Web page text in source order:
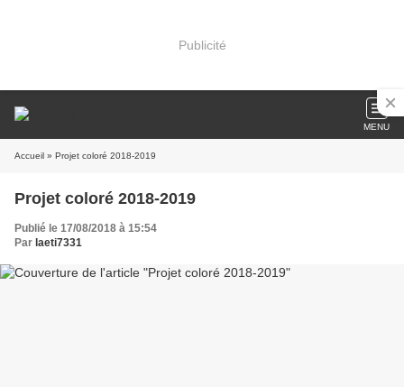
Publicité
MENU
Accueil » Projet coloré 2018-2019
Projet coloré 2018-2019
Publié le 17/08/2018 à 15:54
Par laeti7331